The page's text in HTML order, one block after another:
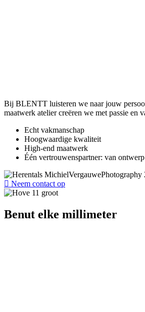
Bij BLENTT luisteren we naar jouw
maatwerk atelier creëren we met passie en
Echt vakmanschap
Hoogwaardige kwaliteit
High-end maatwerk
Één vertrouwenspartner: van
Neem contact op
Benut elke millimeter